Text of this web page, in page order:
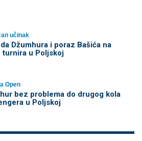
učinak
Džumhura i poraz Bašića na
turnira u Poljskoj
Open
bez problema do drugog kola
u Poljskoj